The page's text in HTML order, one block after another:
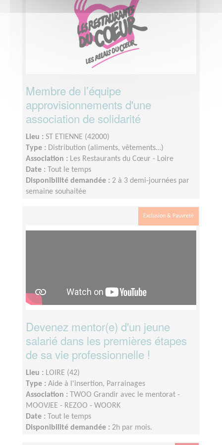
Membre de l’équipe
approvisionnements d'une
association de solidarité
Lieu : ST ETIENNE (42000)
Type : Distribution (aliments, vêtements…)
Association : Les Restaurants du Cœur - Loire
Date :
Tout le temps
Disponibilité demandée : 2 à 3 demi-journées par
semaine souhaitée
Exclusion & Pauvreté
Devenez mentor(e) d'un jeune
salarié dans les premières étapes
de sa vie professionnelle !
Lieu : LOIRE (42)
Type : Aide à l'insertion, Parrainages
Association :
TWOO Grandir avec le mentorat -
MOOVJEE - REZOO - WOORK
Date :
Tout le temps
Disponibilité demandée : 2h par mois.